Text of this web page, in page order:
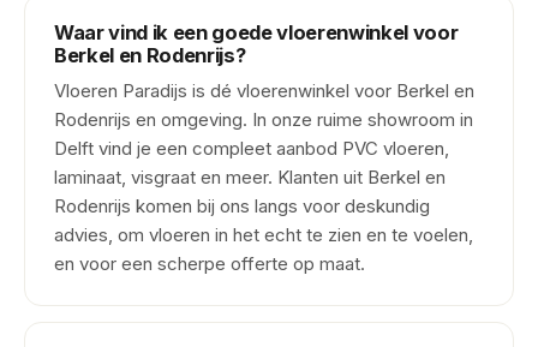
Waar vind ik een goede vloerenwinkel voor
Berkel en Rodenrijs?
Vloeren Paradijs is dé vloerenwinkel voor Berkel en
Rodenrijs en omgeving. In onze ruime showroom in
Delft vind je een compleet aanbod PVC vloeren,
laminaat, visgraat en meer. Klanten uit Berkel en
Rodenrijs komen bij ons langs voor deskundig
advies, om vloeren in het echt te zien en te voelen,
en voor een scherpe offerte op maat.